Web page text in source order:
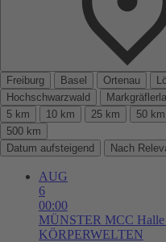
Freiburg
Basel Ortenau
Hochschwarzwald
5 km
10 km 25 km 50 km
500 km
Datum aufsteigend
Nach
AUG
6
00:00
MÜNSTER MCC Halle
KÖRPERWELTEN